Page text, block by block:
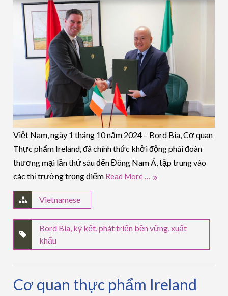
Việt Nam, ngày 1 tháng 10 năm 2024 – Bord Bia, Cơ quan
Thực phẩm Ireland, đã chính thức khởi động phái đoàn
thương mại lần thứ sáu đến Đông Nam Á, tập trung vào
các thị trường trọng điểm Read More …
Vietnamese
Bord Bia, ký kết,phát triển bền vững,xuất
khẩu
Cơ quan thực phẩm Ireland